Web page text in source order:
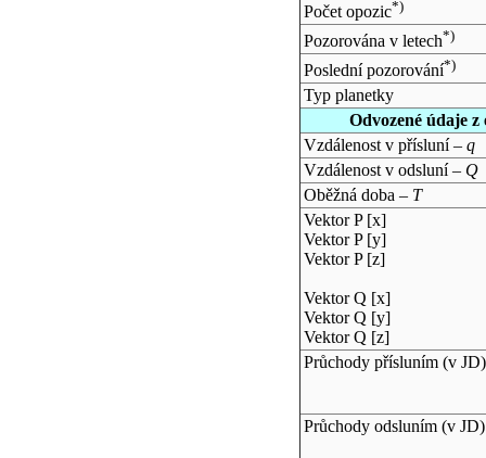
Počet opozic*)
Pozorována v letech*)
Poslední pozorování*)
Typ planetky
Odvozené údaje
Vzdálenost v přísluní – q
Vzdálenost v odsluní – Q
Oběžná doba – T
Vektor P [x]
Vektor P [y]
Vektor P [z]
Vektor Q [x]
Vektor Q [y]
Vektor Q [z]
Průchody přísluním (v JD)
Průchody odsluním (v JD)